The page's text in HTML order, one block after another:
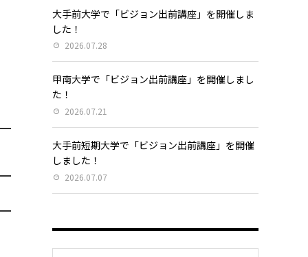
大手前大学で「ビジョン出前講座」を開催しま
した！
2026.07.28
甲南大学で「ビジョン出前講座」を開催しまし
た！
2026.07.21
大手前短期大学で「ビジョン出前講座」を開催
しました！
2026.07.07